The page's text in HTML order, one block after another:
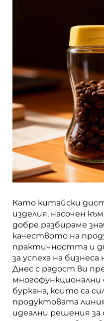
Като китайски
изделия, насочен
добре разбираме
качеството на
практичността и
за успеха на
Днес с радост ви
буркана, които са
продуктовата
идеални решения за